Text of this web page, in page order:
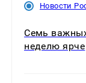
Новости
Семь
неделю ярче